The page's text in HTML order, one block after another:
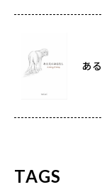
あ
TAGS